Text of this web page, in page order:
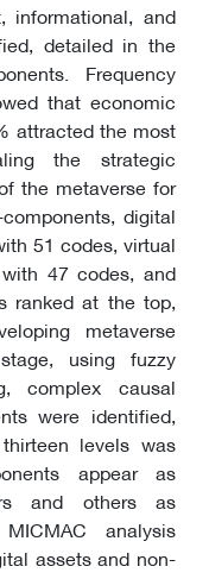
informational, and
detailed in the
Frequency
that economic
attracted the most
the strategic
the metaverse for
digital
51 codes, virtual
47 codes, and
ranked at the top,
metaverse
using fuzzy
complex causal
were identified,
levels was
appear as
and others as
analysis
assets and non-